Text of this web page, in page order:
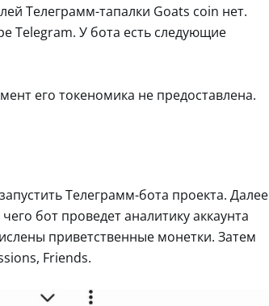
Телеграмм-тапалки Goats coin нет.
Telegram. У бота есть следующие
его токеномика не предоставлена.
Телеграмм-бота проекта. Далее
бот проведет аналитику аккаунта
приветственные монетки. Затем
Friends.